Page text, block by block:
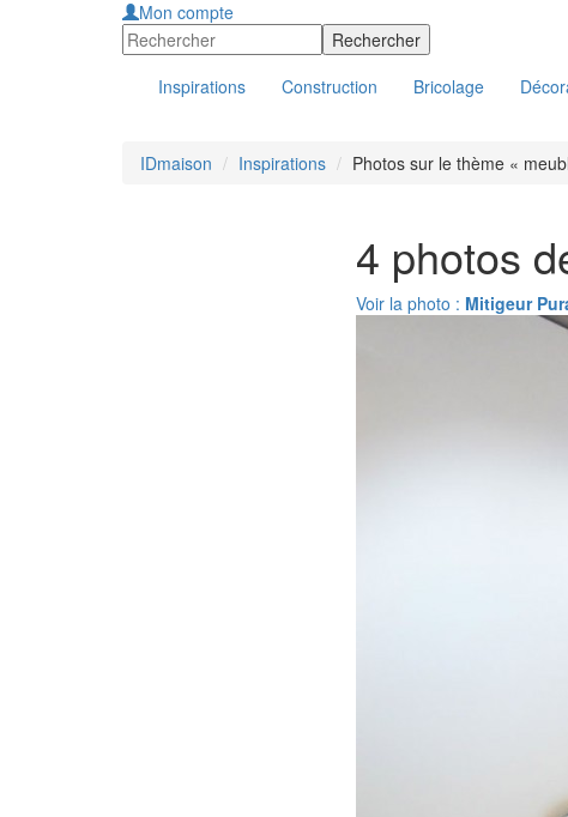
Mon compte
Inspirations Construction Bricolage
IDmaison Inspirations Photos sur le thème «
4 photos
Voir la photo : Mitigeur